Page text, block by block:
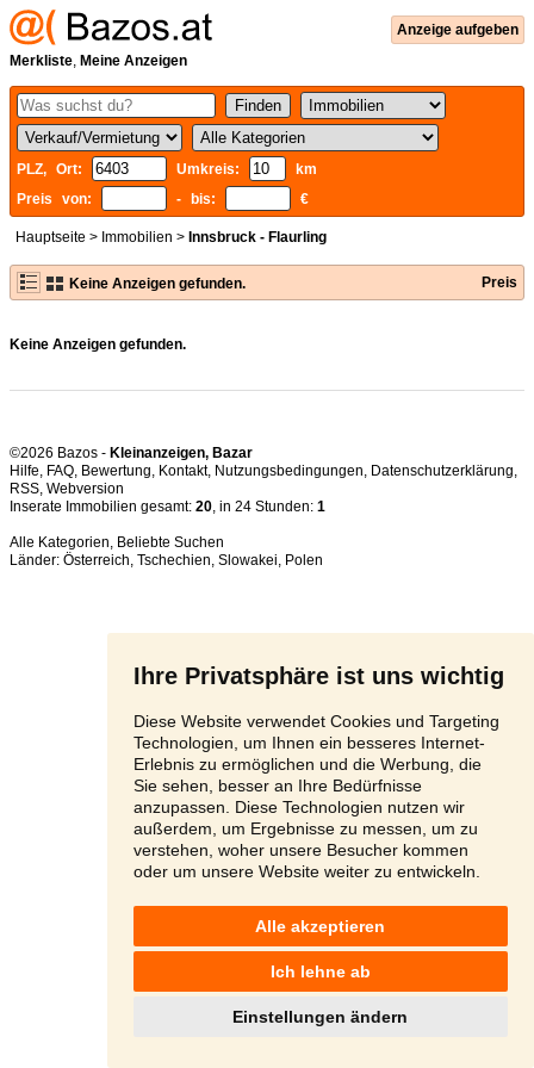
Ihre Privatsphäre ist uns wichtig
Diese Website verwendet Cookies und Targeting
Technologien, um Ihnen ein besseres Internet-
Erlebnis zu ermöglichen und die Werbung, die
Sie sehen, besser an Ihre Bedürfnisse
anzupassen. Diese Technologien nutzen wir
außerdem, um Ergebnisse zu messen, um zu
verstehen, woher unsere Besucher kommen
oder um unsere Website weiter zu entwickeln.
Alle akzeptieren
Ich lehne ab
Einstellungen ändern
Anzeige aufgeben
Merkliste, Meine Anzeigen
PLZ, Ort: Umkreis:
km
Preis von:
- bis: €
Hauptseite > Immobilien > Innsbruck - Flaurling
Keine Anzeigen gefunden. Preis
Keine Anzeigen gefunden.
©2026 Bazos - Kleinanzeigen, Bazar
Hilfe, FAQ, Bewertung, Kontakt, Nutzungsbedingungen, Datenschutzerklärung,
RSS,
Inserate Immobilien gesamt: 20, in 24 Stunden: 1
Alle Kategorien, Beliebte Suchen
Länder: Österreich, Tschechien, Slowakei, Polen